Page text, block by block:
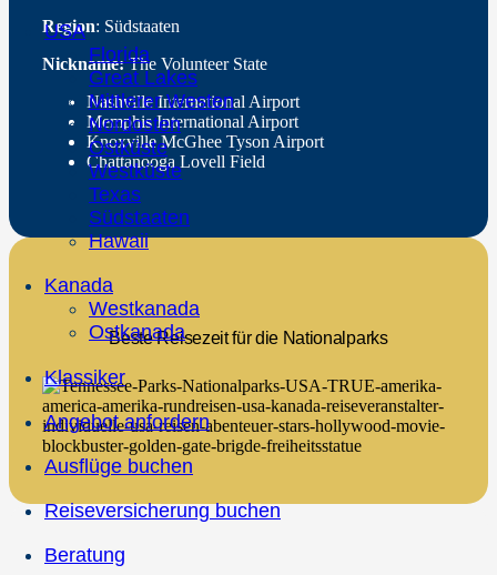
USA
Florida
Great Lakes
Mittlerer Westen
Nordosten
Ostküste
Westküste
Texas
Südstaaten
Hawaii
Kanada
Westkanada
Ostkanada
Klassiker
Angebot anfordern
Ausflüge buchen
Reiseversicherung buchen
Beratung
Region: Südstaaten
Nickname:The Volunteer State
Nashville International Airport
Memphis International Airport
Knoxville McGhee Tyson Airport
Chattanooga Lovell Field
Beste Reisezeit für die Nationalparks